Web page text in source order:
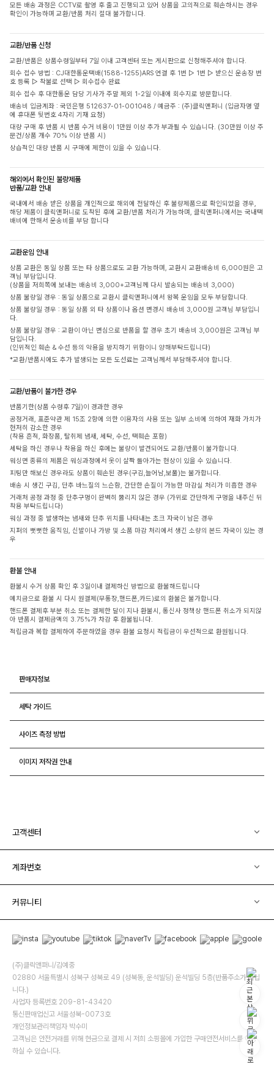
모든 배송 과정은 CCTV로 촬영 후 출고 진행되고 있어 상품을 고의적으로 훼손하시는 경우
확인이 가능하며 교환/반품 처리 절대 불가합니다.
교환/반품 신청
교환/반품은 상품수령일부터 7일 이내 고객센터 또는 게시판으로 신청해주셔야 합니다.
회수 접수 방법 : CJ대한통운택배(1588-1255)ARS 연결 후 1번 ▷ 1번 ▷ 받으신 운송장 번
호 등록 ▷ 착불로 선택 ▷ 회수접수 완료
회수 접수 후 대한통운 담당 기사가 주말 제외 1-2일 이내에 회수지로 방문합니다.
배송비 입금계좌 : 국민은행 512637-01-001048 / 예금주 : (주)클릭앤퍼니 (입금자명 옆
에 휴대폰 뒷번호 4자리 기재 요청)
대량 구매 후 반품 시 반품 수거 비용이 1만원 이상 추가 부과될 수 있습니다. (30만원 이상 주
문건/상품 개수 70% 이상 반품 시)
상습적인 대량 반품 시 구매에 제한이 있을 수 있습니다.
해외에서 확인된 불량제품
반품/교환 안내
국내에서 배송 받은 상품을 개인적으로 해외에 전달하신 후 불량제품으로 확인되었을 경우,
해당 제품이 클릭앤퍼니로 도착된 후에 교환/반품 처리가 가능하며, 클릭앤퍼니에서는 국내택
배비에 한해서 운송비를 부담 합니다
교환운임 안내
상품 교환은 동일 상품 또는 타 상품으로도 교환 가능하며, 교환시 교환배송비 6,000원은 고
객님 부담입니다.
(상품을 저희쪽에 보내는 배송비 3,000+고객님께 다시 발송되는 배송비 3,000)
상품 불량일 경우 : 동일 상품으로 교환시 클릭앤퍼니에서 왕복 운임을 모두 부담합니다.
상품 불량일 경우 : 동일 상품 외 타 상품이나 옵션 변경시 배송비 3,000원 고객님 부담입니
다.
상품 불량일 경우 : 교환이 아닌 변심으로 반품을 할 경우 초기 배송비 3,000원은 고객님 부
담입니다.
(인위적인 훼손 & 수선 등의 악용을 방지하기 위함이니 양해부탁드립니다)
*교환/반품시에도 추가 발생되는 모든 도선료는 고객님께서 부담해주셔야 합니다.
교환/반품이 불가한 경우
반품기한(상품 수령후 7일)이 경과한 경우
공정거래, 표준약관 제 15조 2항에 의한 이용자의 사용 또는 일부 소비에 의하여 재화 가치가
현저히 감소한 경우
(착용 흔적, 화장품, 탈취제 냄새, 세탁, 수선, 택훼손 포함)
세탁을 하신 경우나 착용을 하신 후에는 불량이 발견되어도 교환/반품이 불가합니다.
워싱면 종류의 제품은 워싱과정에서 옷이 살짝 돌아가는 현상이 있을 수 있습니다.
피팅만 해보신 경우라도 상품이 훼손된 경우(구김,늘어남,보풀)는 불가합니다.
배송 시 생긴 구김, 단추 바느질의 느슨함, 간단한 손질이 가능한 마감실 처리가 미흡한 경우
거래처 공정 과정 중 단추구멍이 완벽히 뚫리지 않은 경우 (가위로 간단하게 구멍을 내주신 뒤
착용 부탁드립니다)
워싱 과정 중 발생하는 냄새와 단추 위치를 나타내는 초크 자국이 남은 경우
지퍼의 뻣뻣한 움직임, 신발이나 가방 및 소품 마감 처리에서 생긴 소량의 본드 자국이 있는 경
우
환불 안내
환불시 수거 상품 확인 후 3일이내 결제하신 방법으로 환불해드립니다
예치금으로 환불 시 다시 원결제(무통장,핸드폰,카드)로의 환불은 불가합니다.
핸드폰 결제후 부분 취소 또는 결제한 달이 지나 환불시, 통신사 정책상 핸드폰 취소가 되지않
아 반품시 결제금액의 3.75%가 차감 후 환불됩니다.
적립금과 복합 결제하여 주문하였을 경우 환불 요청시 적립금이 우선적으로 환원됩니다.
판매자정보
세탁 가이드
사이즈 측정 방법
이미지 저작권 안내
고객센터
계좌번호
커뮤니티
(주)클릭앤퍼니/김예중
02880 서울특별시 성북구 성북로 49 (성북동, 운석빌딩) 운석빌딩 5층(반품주소가 아닙
니다.)
사업자 등록번호 209-81-43420
통신판매업신고 서울성북-0073호
개인정보관리책임자 박수미
고객님은 안전거래를 위해 현금으로 결제 시 저희 소핑몰에 가입한 구매안전서비스를 이용
하실 수 있습니다.